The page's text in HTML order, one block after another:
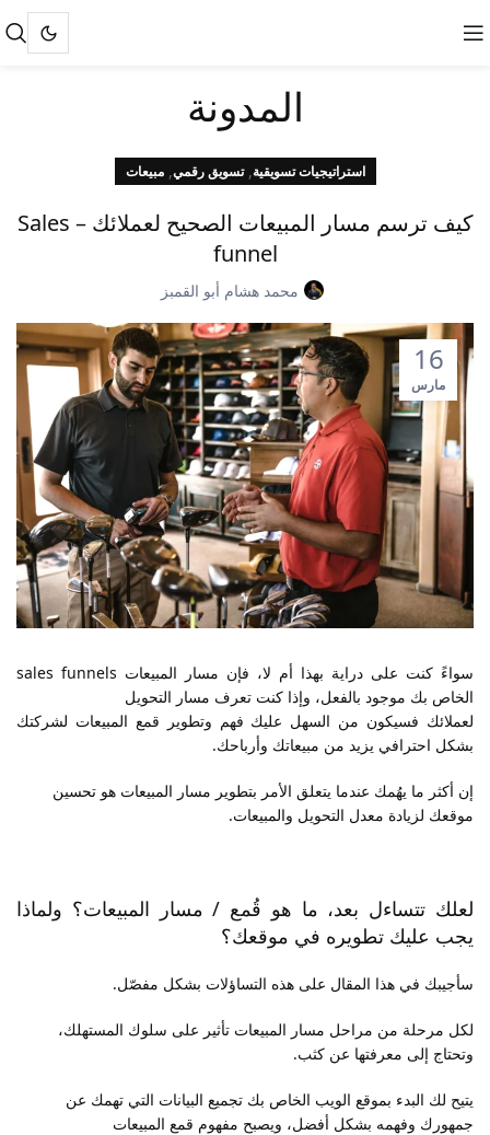
المدونة
استراتيجيات تسويقية,تسويق رقمي,مبيعات
كيف ترسم مسار المبيعات الصحيح لعملائك – Sales
funnel
محمد هشام أبو القمبز
16
مارس
سواءً كنت على دراية بهذا أم لا، فإن مسار المبيعات sales funnels
الخاص بك موجود بالفعل، وإذا كنت تعرف مسار التحويل
لعملائك فسيكون من السهل عليك فهم وتطوير قمع المبيعات لشركتك
بشكل احترافي يزيد من مبيعاتك وأرباحك.
إن أكثر ما يهُمك عندما يتعلق الأمر بتطوير مسار المبيعات هو تحسين
موقعك لزيادة معدل التحويل والمبيعات.
لعلك تتساءل بعد، ما هو قُمع / مسار المبيعات؟ ولماذا
يجب عليك تطويره في موقعك؟
سأجيبك في هذا المقال على هذه التساؤلات بشكل مفصّل.
لكل مرحلة من مراحل مسار المبيعات تأثير على سلوك المستهلك،
وتحتاج إلى معرفتها عن كثب.
يتيح لك البدء بموقع الويب الخاص بك تجميع البيانات التي تهمك عن
جمهورك وفهمه بشكل أفضل، ويصبح مفهوم قمع المبيعات